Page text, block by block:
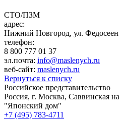
СТО/ПЗМ
адрес:
Нижний Новгород, ул.
телефон:
8 800 777 01 37
эл.почта: info@maslenych.ru
веб-сайт: maslenych.ru
Вернуться к списку
Российское представительство
Россия, г. Москва, Саввинская
"Японский дом"
+7 (495) 783-4711